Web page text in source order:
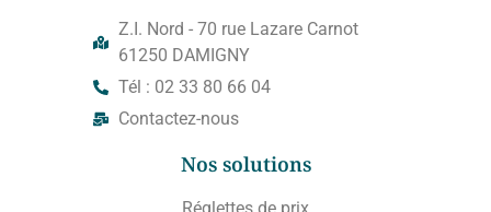
Z.I. Nord - 70 rue Lazare Carnot
61250 DAMIGNY
Tél : 02 33 80 66 04
Contactez-nous
Nos solutions